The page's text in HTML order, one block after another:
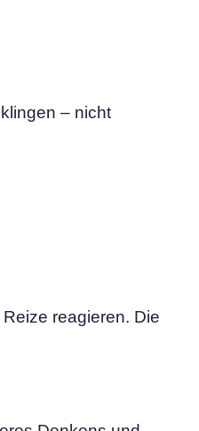
– nicht
reagieren. Die